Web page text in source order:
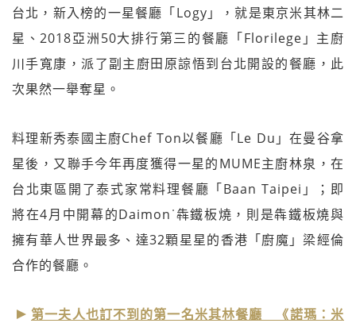
台北，新入榜的一星餐廳「Logy」，就是東京米其林二
星、2018亞洲50大排行第三的餐廳「Florilege」主廚
川手寬康，派了副主廚田原諒悟到台北開設的餐廳，此
次果然一舉奪星。
料理新秀泰國主廚Chef Ton以餐廳「Le Du」在曼谷拿
星後，又聯手今年再度獲得一星的MUME主廚林泉，在
台北東區開了泰式家常料理餐廳「Baan Taipei」；即
將在4月中開幕的Daimon˙犇鐵板燒，則是犇鐵板燒與
擁有華人世界最多、達32顆星星的香港「廚魔」梁經倫
合作的餐廳。
第一夫人也訂不到的第一名米其林餐廳 《諾瑪：米